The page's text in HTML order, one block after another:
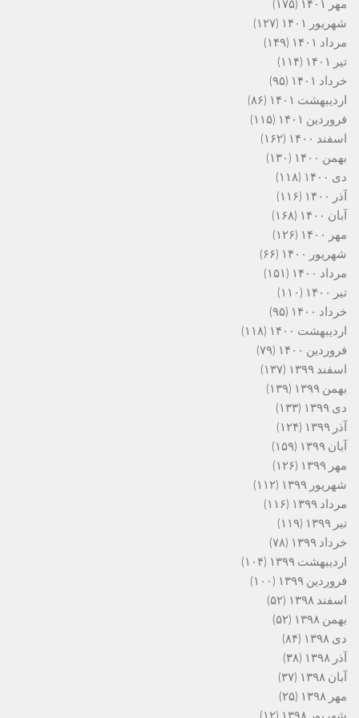
مهر ۱۴۰۱
(۱۷۵)
شهریور ۱۴۰۱
(۱۲۷)
مرداد ۱۴۰۱
(۱۴۹)
تیر ۱۴۰۱
(۱۱۴)
خرداد ۱۴۰۱
(۹۵)
اردیبهشت ۱۴۰۱
(۸۶)
فروردین ۱۴۰۱
(۱۱۵)
اسفند ۱۴۰۰
(۱۶۲)
بهمن ۱۴۰۰
(۱۳۰)
دی ۱۴۰۰
(۱۱۸)
آذر ۱۴۰۰
(۱۱۶)
آبان ۱۴۰۰
(۱۶۸)
مهر ۱۴۰۰
(۱۲۶)
شهریور ۱۴۰۰
(۶۶)
مرداد ۱۴۰۰
(۱۵۱)
تیر ۱۴۰۰
(۱۱۰)
خرداد ۱۴۰۰
(۹۵)
اردیبهشت ۱۴۰۰
(۱۱۸)
فروردین ۱۴۰۰
(۷۹)
اسفند ۱۳۹۹
(۱۳۷)
بهمن ۱۳۹۹
(۱۳۹)
دی ۱۳۹۹
(۱۳۳)
آذر ۱۳۹۹
(۱۲۴)
آبان ۱۳۹۹
(۱۵۹)
مهر ۱۳۹۹
(۱۲۶)
شهریور ۱۳۹۹
(۱۱۲)
مرداد ۱۳۹۹
(۱۱۶)
تیر ۱۳۹۹
(۱۱۹)
خرداد ۱۳۹۹
(۷۸)
اردیبهشت ۱۳۹۹
(۱۰۴)
فروردین ۱۳۹۹
(۱۰۰)
اسفند ۱۳۹۸
(۵۲)
بهمن ۱۳۹۸
(۵۲)
دی ۱۳۹۸
(۸۴)
آذر ۱۳۹۸
(۳۸)
آبان ۱۳۹۸
(۳۷)
مهر ۱۳۹۸
(۲۵)